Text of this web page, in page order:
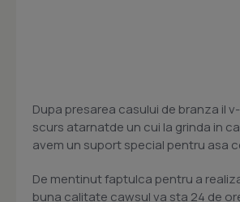
Dupa presarea casului de branza il
scurs atarnatde un cui la grinda in
avem un suport special pentru asa
De mentinut faptulca pentru a
buna calitate cawsul va sta 24 de